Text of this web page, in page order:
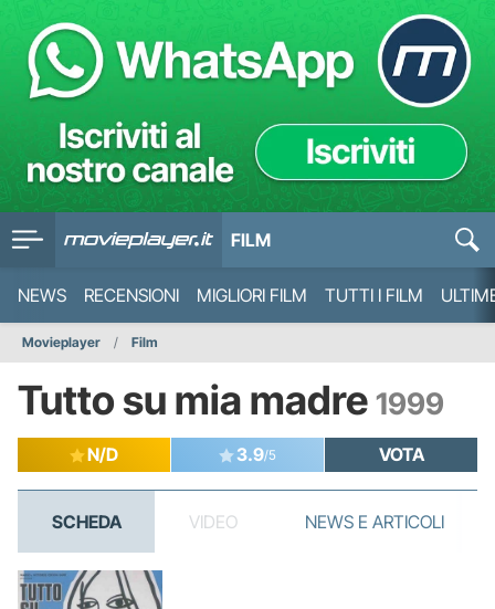
FILM
NEWS RECENSIONI MIGLIORI FILM TUTTI I FILM
Movieplayer Film
Tutto su mia madre 1999
N/D 3.9/5 VOTA
SCHEDA VIDEO NEWS E ARTICOLI